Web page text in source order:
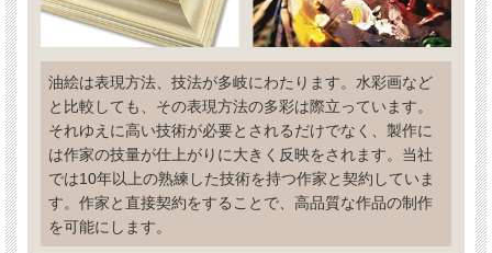
油絵は表現方法、技法が多岐にわたります。水彩画など
と比較しても、その表現方法の多彩は際立っています。
それゆえに高い技術が必要とされるだけでなく、製作に
は作家の技量が仕上がりに大きく反映をされます。当社
では10年以上の熟練した技術を持つ作家と契約していま
す。作家と直接契約をすることで、高品質な作品の制作
を可能にします。